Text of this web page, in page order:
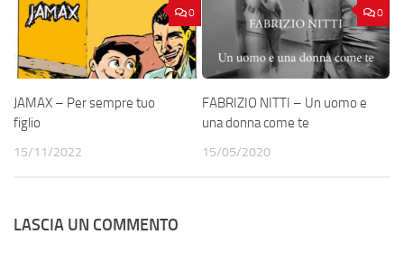
0
JAMAX – Per sempre tuo
figlio
15/11/2022
0
FABRIZIO NITTI – Un uomo e
una donna come te
15/05/2020
LASCIA UN COMMENTO